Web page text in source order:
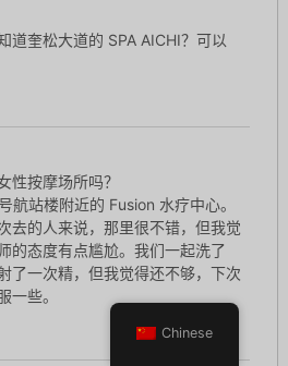
道奎松大道的 SPA AICHI？可以
性按摩场所吗？
航站楼附近的 Fusion 水疗中心。
去的人来说，那里很不错，但我觉
的态度有点尴尬。我们一起洗了
了一次精，但我觉得还不够，下次
一些。
Chinese